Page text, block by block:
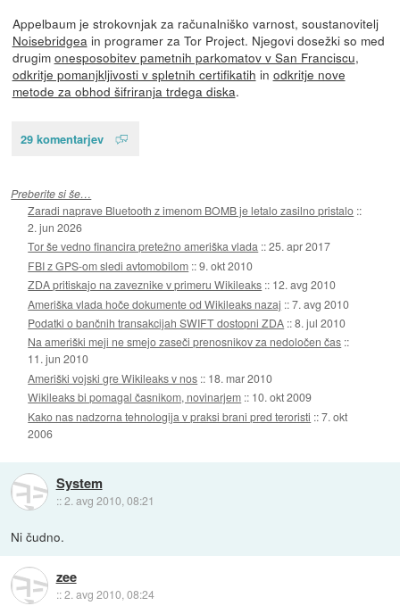
Appelbaum je strokovnjak za računalniško varnost, soustanovitelj
Noisebridgeain programer za Tor Project. Njegovi dosežki so med
drugim onesposobitev pametnih parkomatov v San Franciscu,
odkritje pomanjkljivosti v spletnih certifikatih in odkritje nove
metode za obhod šifriranja trdega diska.
29 komentarjev
Preberite si še…
Zaradi naprave Bluetooth z imenom BOMB je letalo zasilno pristalo ::
2. jun 2026
Tor še vedno financira pretežno ameriška vlada ::25. apr 2017
FBI z GPS-om sledi avtomobilom ::9. okt 2010
ZDA pritiskajo na zaveznike v primeru Wikileaks :: 12. avg 2010
Ameriška vlada hoče dokumente od Wikileaks nazaj ::7. avg 2010
Podatki o bančnih transakcijah SWIFT dostopni ZDA ::8. jul 2010
Na ameriški meji ne smejo zaseči prenosnikov za nedoločen čas ::
11. jun 2010
Ameriški vojski gre Wikileaks v nos :: 18. mar 2010
Wikileaks bi pomagal časnikom, novinarjem :: 10. okt 2009
Kako nas nadzorna tehnologija v praksi brani pred teroristi ::7. okt
2006
System
::2. avg 2010, 08:21
Ni čudno.
zee
::2. avg 2010, 08:24